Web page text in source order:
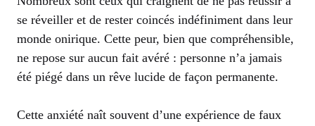
se réveiller et de rester coincés indéfiniment dans leur
monde onirique. Cette peur, bien que compréhensible,
ne repose sur aucun fait avéré : personne n’a jamais
été piégé dans un rêve lucide de façon permanente.
Cette anxiété naît souvent d’une expérience de faux